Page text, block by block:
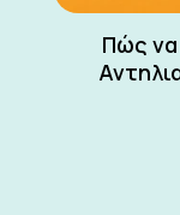
Πώς να